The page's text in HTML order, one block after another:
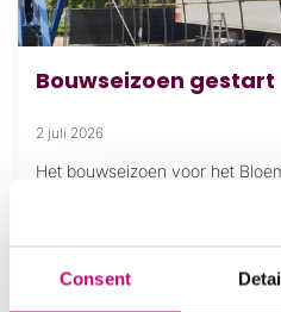
Consent
Bouwseizoen gestart
2 juli 2026
Het bouwseizoen voor het
gestart! Kom kijken hoe